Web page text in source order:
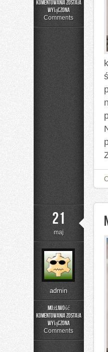
komentowania
Pytania
czytelników
została
wyłączona
Comments
21
maj
admin
Możliwość
komentowania
Nowinki
Technologiczne
została
wyłączona
Comments